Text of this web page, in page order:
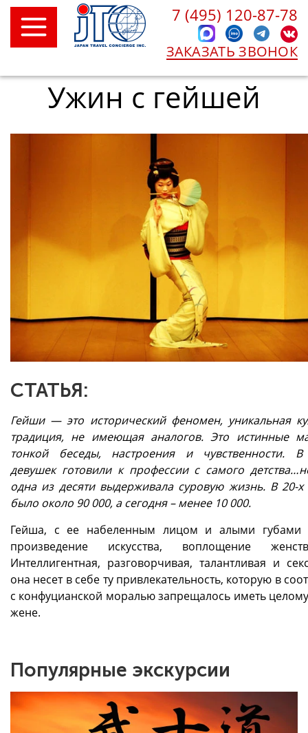
7 (495) 120-87-78
ЗАКАЗАТЬ ЗВОНОК
Ужин с гейшей
СТАТЬЯ:
Гейши — это исторический феномен, уникальная
традиция, не имеющая аналогов. Это истинные
тонкой беседы, настроения и чувственности. В
девушек готовили к профессии с самого
одна из десяти выдерживала суровую жизнь. В 20-х
было около 90 000, а сегодня – менее 10 000.
Гейша, с ее набеленным лицом и алыми губами
произведение искусства, воплощение
Интеллигентная, разговорчивая, талантливая и
она несет в себе ту привлекательность, которую в
с конфуцианской моралью запрещалось иметь
жене.
Популярные экскурсии